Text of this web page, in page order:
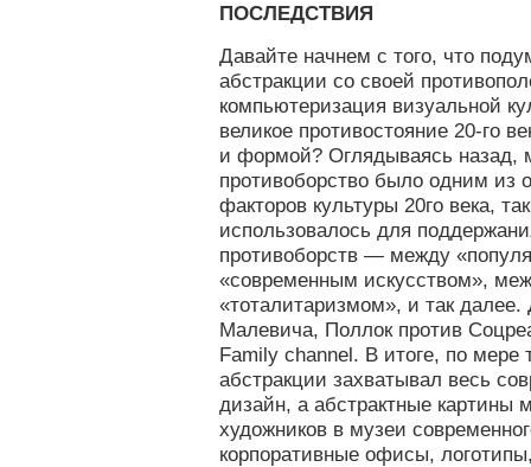
ПОСЛЕДСТВИЯ
Давайте начнем с того, что
абстракции со своей
компьютеризация визуальной
великое противостояние 20-го
и формой? Оглядываясь назад,
противоборство было одним из
факторов культуры 20го века,
использовалось для
противоборств — между
«современным искусством»,
«тоталитаризмом», и так далее.
Малевича, Поллок против
Family channel. В итоге, по мере
абстракции захватывал весь
дизайн, а абстрактные картины
художников в музеи
корпоративные офисы,